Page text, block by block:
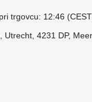
trgovcu: 12:46
Utrecht, 4231 DP,